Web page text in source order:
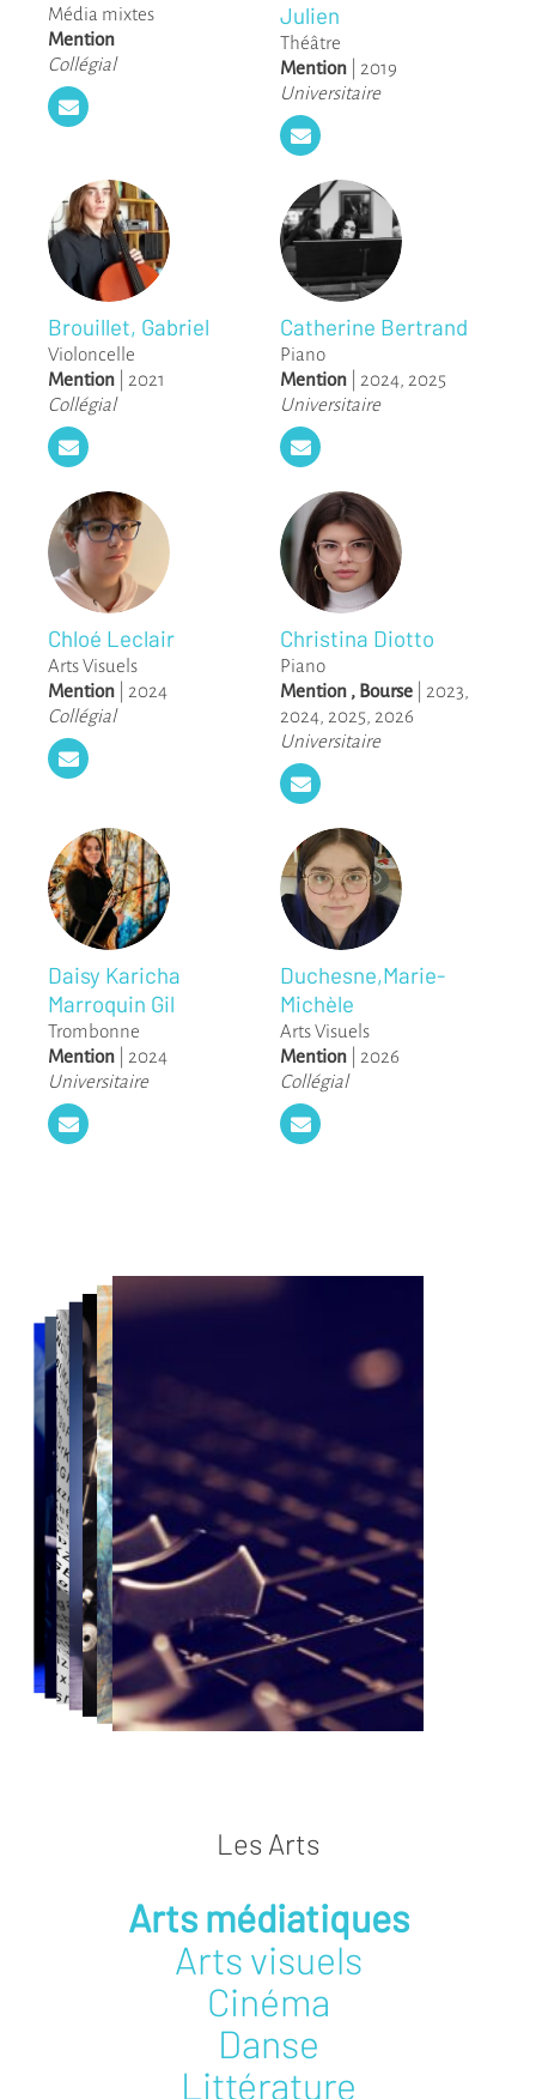
Média mixtes
Mention
Collégial
Julien
Théâtre
Mention
2019
Universitaire
Brouillet, Gabriel
Violoncelle
Mention
2021
Collégial
Catherine Bertrand
Piano
Mention
2024 2025
Universitaire
Chloé Leclair
Arts Visuels
Mention
2024
Collégial
Christina Diotto
Piano
Mention , Bourse 2023
2024 2025 2026
Universitaire
Daisy Karicha
Marroquin Gil
Trombonne
Mention
2024
Universitaire
Duchesne,Marie-
Michèle
Arts Visuels
Mention
2026
Collégial
Les Arts
Arts médiatiques
Arts visuels
Cinéma
Danse
Littérature